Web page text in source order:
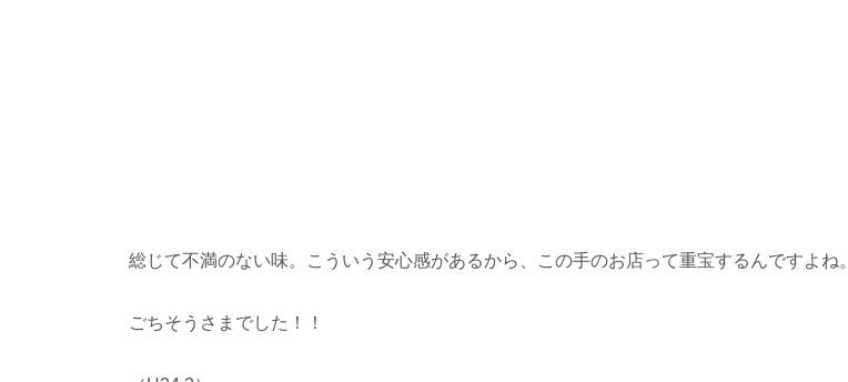
総じて不満のない味。こういう安心感があるから、この手のお店って重宝するんですよね。
ごちそうさまでした！！